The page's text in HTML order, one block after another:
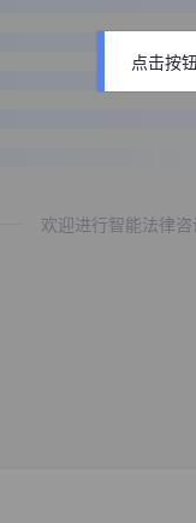
欢迎进行智能法律咨
点击按